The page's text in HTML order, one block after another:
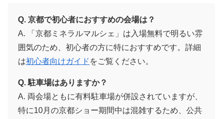
Q. 京都で初心者におすすめの会場は？
A. 「京都ミネラルマルシェ」は入場無料で明るい雰
囲気のため、初心者の方に特におすすめです。詳細
は初心者向けガイド をご覧ください。
Q. 駐車場はありますか？
A. 両会場ともに有料駐車場が併設されていますが、
特に10月の京都ショー期間中は混雑するため、公共